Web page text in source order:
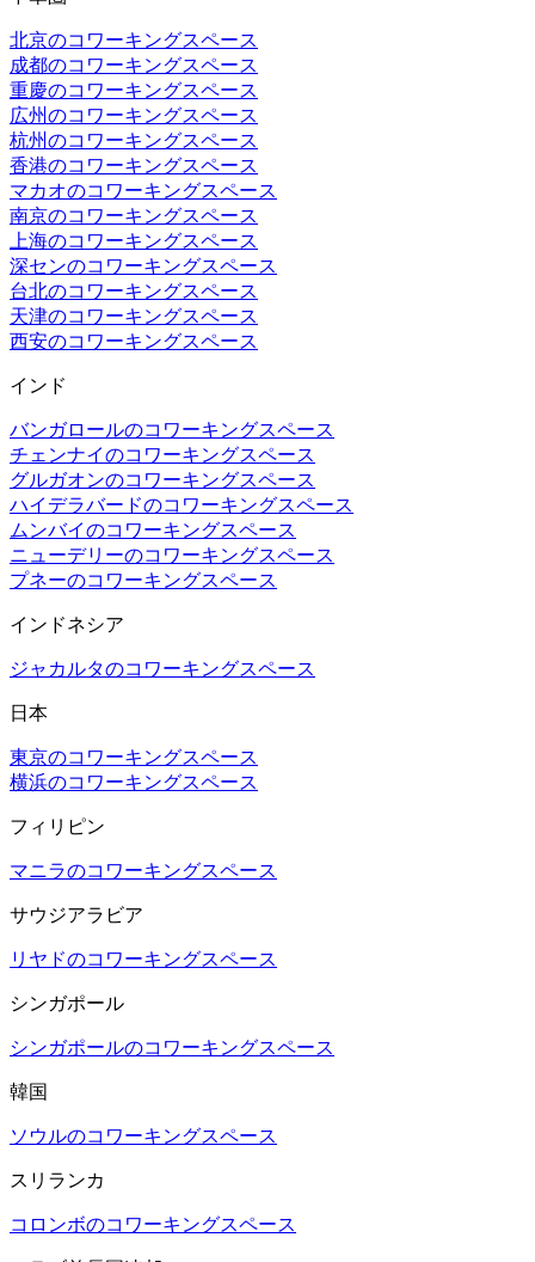
北京のコワーキングスペース
成都のコワーキングスペース
重慶のコワーキングスペース
広州のコワーキングスペース
杭州のコワーキングスペース
香港のコワーキングスペース
マカオのコワーキングスペース
南京のコワーキングスペース
上海のコワーキングスペース
深センのコワーキングスペース
台北のコワーキングスペース
天津のコワーキングスペース
西安のコワーキングスペース
インド
バンガロールのコワーキングスペース
チェンナイのコワーキングスペース
グルガオンのコワーキングスペース
ハイデラバードのコワーキングスペース
ムンバイのコワーキングスペース
ニューデリーのコワーキングスペース
プネーのコワーキングスペース
インドネシア
ジャカルタのコワーキングスペース
日本
東京のコワーキングスペース
横浜のコワーキングスペース
フィリピン
マニラのコワーキングスペース
サウジアラビア
リヤドのコワーキングスペース
シンガポール
シンガポールのコワーキングスペース
韓国
ソウルのコワーキングスペース
スリランカ
コロンボのコワーキングスペース